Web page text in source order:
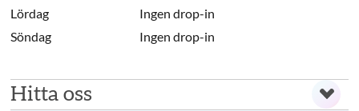
Lördag
Ingen drop-in
Söndag
Ingen drop-in
Hitta oss